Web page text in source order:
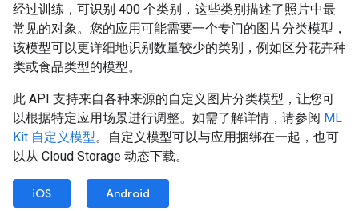
经过训练，可识别 400 个类别，这些类别描述了照片中最
常见的对象。您的应用可能需要一个专门的图片分类模型，
该模型可以更详细地识别数量较少的类别，例如区分花卉种
类或食品类型的模型。
此 API 支持来自各种来源的自定义图片分类模型，让您可
以根据特定应用场景进行调整。如需了解详情，请参阅 ML
Kit 自定义模型。自定义模型可以与应用捆绑在一起，也可
以从 Cloud Storage 动态下载。
iOS Android